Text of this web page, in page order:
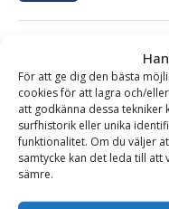
För att ge dig den bästa
cookies för att lagra och/
att godkänna dessa tekniker
surfhistorik eller unika
funktionalitet. Om du väljer
samtycke kan det leda till
sämre.
BESKRIVNING
Bergsskopa ED –